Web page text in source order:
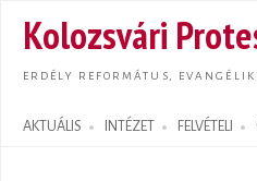
Kolozsvári
ERDÉLY REFORMÁTUS,
AKTUÁLIS INTÉZET FELVÉTELI
Search form